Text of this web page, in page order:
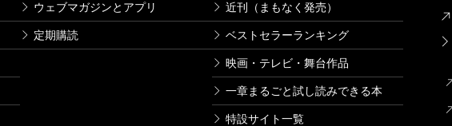
ウェブマガジンとアプリ
定期購読
近刊（まもなく発売）
ベストセラーランキング
映画・テレビ・舞台作品
一章まるごと試し読みできる本
特設サイト一覧